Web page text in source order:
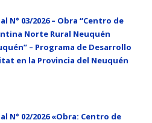
N° 03/2026 – Obra “Centro de
Norte Rural Neuquén
– Programa de Desarrollo
en la Provincia del Neuquén
N° 02/2026 «Obra: Centro de